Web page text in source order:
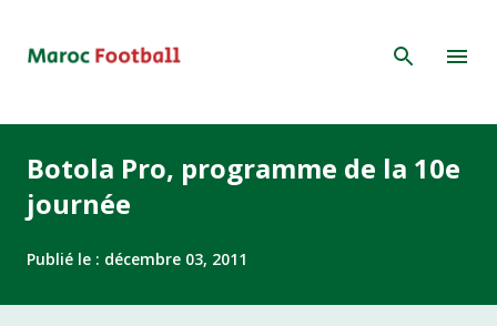
Botola Pro, programme de la 10e
journée
Publié le : décembre 03, 2011